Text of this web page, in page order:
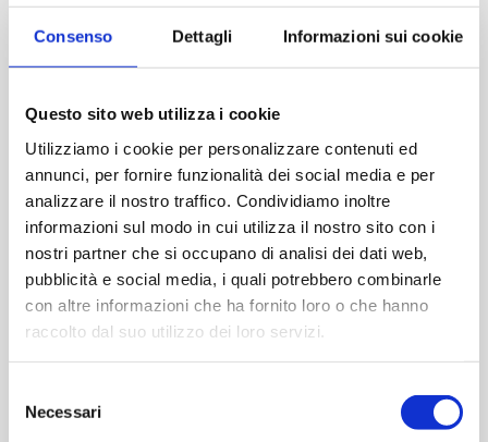
Consenso Dettagli Informazioni sui cookie
Questo sito web utilizza i cookie
Utilizziamo i cookie per personalizzare contenuti ed
annunci, per fornire funzionalità dei social media e per
analizzare il nostro traffico. Condividiamo inoltre
informazioni sul modo in cui utilizza il nostro sito con i
nostri partner che si occupano di analisi dei dati web,
pubblicità e social media, i quali potrebbero combinarle
con altre informazioni che ha fornito loro o che hanno
raccolto dal suo utilizzo dei loro servizi.
delNecessari
Contattaci
Imboccatura:Caps.twist 70
Peso (gr):355
Diametro (mm):77
Altezza (mm):195
Larghezza (mm):55
quantita pallet:1218
Cod.: VII23149
Please select the address you want to ship to